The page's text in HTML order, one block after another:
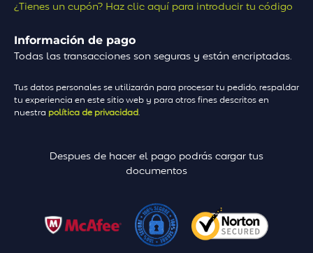
¿Tienes un cupón? Haz clic aquí para introducir tu código
Información de pago
Todas las transacciones son seguras y están encriptadas.
Tus datos personales se utilizarán para procesar tu pedido, respaldar
tu experiencia en este sitio web y para otros fines descritos en
nuestra política de privacidad.
Despues de hacer el pago podrás cargar tus
documentos